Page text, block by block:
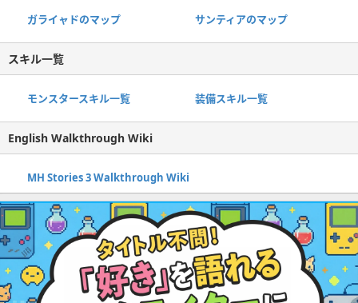
ガライャドのマップ サンティアのマップ
スキル一覧
モンスタースキル一覧 装備スキル一覧
English Walkthrough Wiki
MH Stories 3 Walkthrough Wiki